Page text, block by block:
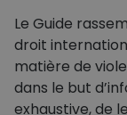
Le Guide
droit
matière de
dans le but
exhaustive, de